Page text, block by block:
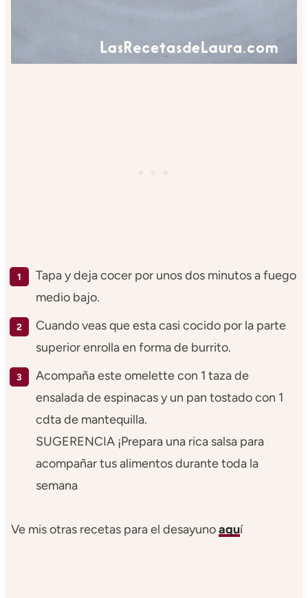
Tapa y deja cocer por unos dos minutos a fuego
medio bajo.
Cuando veas que esta casi cocido por la parte
superior enrolla en forma de burrito.
Acompaña este omelette con 1 taza de
ensalada de espinacas y un pan tostado con 1
cdta de mantequilla.
SUGERENCIA ¡Prepara una rica salsa para
acompañar tus alimentos durante toda la
semana
Ve mis otras recetas para el desayunoaquí